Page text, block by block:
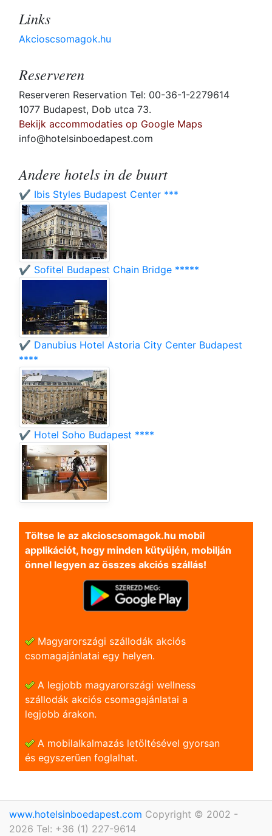
Links
Akcioscsomagok.hu
Reserveren
Reserveren Reservation Tel: 00-36-1-2279614
1077 Budapest, Dob utca 73.
Bekijk accommodaties op Google Maps
info@hotelsinboedapest.com
Andere hotels in de buurt
✔️ Ibis Styles Budapest Center ***
✔️ Sofitel Budapest Chain Bridge *****
✔️ Danubius Hotel Astoria City Center Budapest
****
✔️ Hotel Soho Budapest ****
Töltse le az akcioscsomagok.hu mobil
applikációt, hogy minden kütyüjén, mobilján
önnel legyen az összes akciós szállás!
Magyarországi szállodák akciós
csomagajánlatai egy helyen.
A legjobb magyarországi wellness
szállodák akciós csomagajánlatai a
legjobb árakon.
A mobilalkalmazás letöltésével gyorsan
és egyszerũen foglalhat.
www.hotelsinboedapest.com Copyright © 2002 -
2026 Tel: +36 (1) 227-9614